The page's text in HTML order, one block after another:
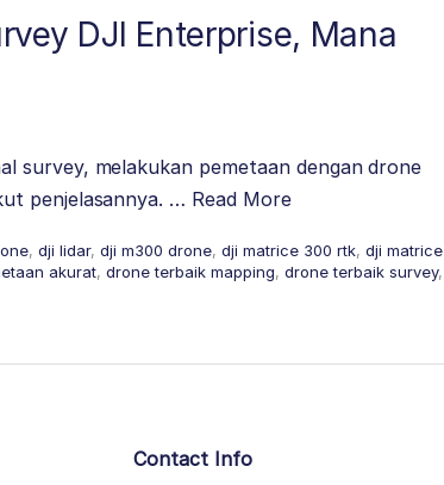
DJI Enterprise, Mana
survey, melakukan pemetaan dengan drone
penjelasannya. … Read More
, dji lidar, dji m300 drone, dji matrice 300 rtk, dji matrice
akurat, drone terbaik mapping, drone terbaik survey,
Contact Info